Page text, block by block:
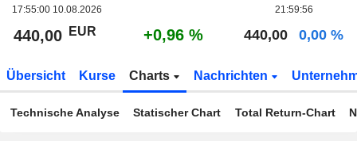
17:55:00 10.08.2026
21:59:56
440,00 EUR +0,96 % 440,00 0,00 %
Übersicht Kurse Charts Nachrichten
Technische Analyse Statischer Chart Total Return-Chart